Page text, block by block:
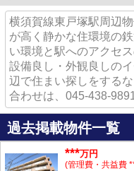
横須賀線東戸塚駅周辺
が高く静かな住環境の
い環境と駅へのアクセ
設備良し・外観良しの
辺で住まい探しをする
合わせは、045-438-
過去掲載物件一覧
***万円
(管理費・共益費